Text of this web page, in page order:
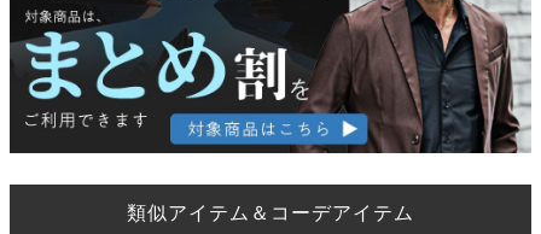
類似アイテム＆コーデアイテム